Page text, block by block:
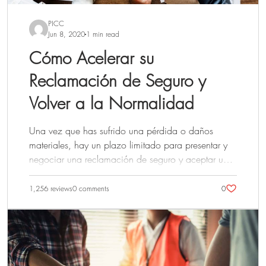
PICC
Jun 8, 2020 1 min read
Cómo Acelerar su
Reclamación de Seguro y
Volver a la Normalidad
Una vez que has sufrido una pérdida o daños
materiales, hay un plazo limitado para presentar y
negociar una reclamación de seguro y aceptar un
acuerdo. Esta es otra razón más para contratar a un
perito público: puede ayudarte a presentar una
inspecciones necesarias. Un perito público incluso
puede volver atrás y ayudar a enmendar o
renegociar una reclamación. Los peritos públicos
también pueden asegurarse de que tu reclamación
1,256 reviews0 comments 0